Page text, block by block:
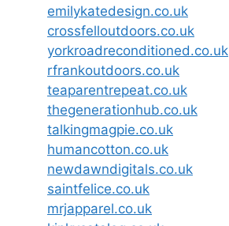
emilykatedesign.co.uk
crossfelloutdoors.co.uk
yorkroadreconditioned.co.uk
rfrankoutdoors.co.uk
teaparentrepeat.co.uk
thegenerationhub.co.uk
talkingmagpie.co.uk
humancotton.co.uk
newdawndigitals.co.uk
saintfelice.co.uk
mrjapparel.co.uk